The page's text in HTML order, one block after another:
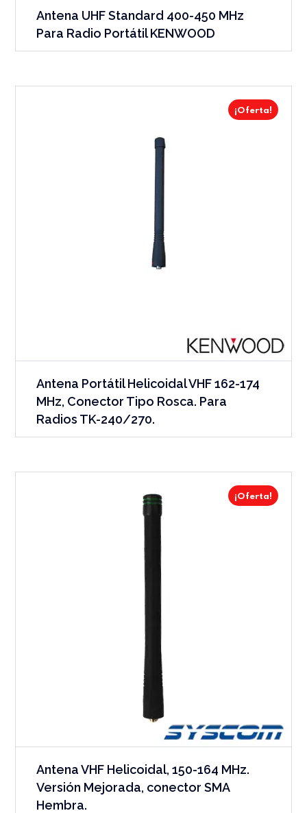
Antena UHF Standard 400-450 MHz
Para Radio Portátil KENWOOD
¡Oferta!
Antena Portátil Helicoidal VHF 162-174
MHz, Conector Tipo Rosca. Para
Radios TK-240/270.
¡Oferta!
Antena VHF Helicoidal, 150-164 MHz.
Versión Mejorada, conector SMA
Hembra.